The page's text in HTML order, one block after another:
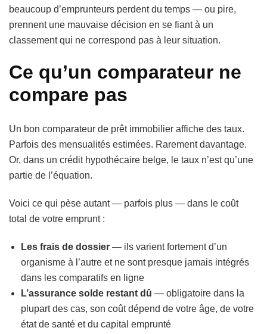
beaucoup d’emprunteurs perdent du temps — ou pire,
prennent une mauvaise décision en se fiant à un
classement qui ne correspond pas à leur situation.
Ce qu’un comparateur ne
compare pas
Un bon comparateur de prêt immobilier affiche des taux.
Parfois des mensualités estimées. Rarement davantage.
Or, dans un crédit hypothécaire belge, le taux n’est qu’une
partie de l’équation.
Voici ce qui pèse autant — parfois plus — dans le coût
total de votre emprunt :
Les frais de dossier — ils varient fortement d’un
organisme à l’autre et ne sont presque jamais intégrés
dans les comparatifs en ligne
L’assurance solde restant dû — obligatoire dans la
plupart des cas, son coût dépend de votre âge, de votre
état de santé et du capital emprunté